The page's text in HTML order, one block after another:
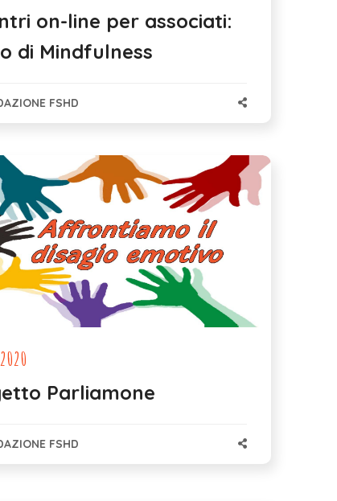
on-line per associati:
di Mindfulness
FSHD
Parliamone
FSHD